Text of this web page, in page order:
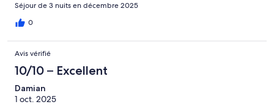
Séjour de 3 nuits en décembre 2025
0
Avis vérifié
10/10 – Excellent
Damian
1 oct. 2025